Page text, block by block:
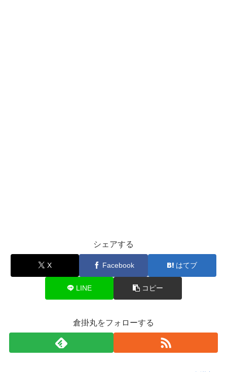
シェアする
X Facebook はてブ
LINE コピー
倉掛丸をフォローする